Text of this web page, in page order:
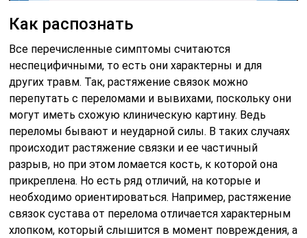
Как распознать
Все перечисленные симптомы считаются
неспецифичными, то есть они характерны и для
других травм. Так, растяжение связок можно
перепутать с переломами и вывихами, поскольку они
могут иметь схожую клиническую картину. Ведь
переломы бывают и неударной силы. В таких случаях
происходит растяжение связки и ее частичный
разрыв, но при этом ломается кость, к которой она
прикреплена. Но есть ряд отличий, на которые и
необходимо ориентироваться. Например, растяжение
связок сустава от перелома отличается характерным
хлопком, который слышится в момент повреждения, а